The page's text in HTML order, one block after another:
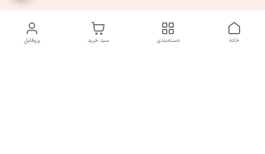
پروفایل سبد خرید دسته‌بندی خانه